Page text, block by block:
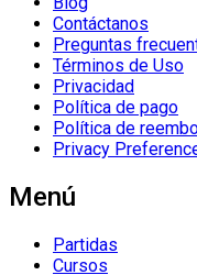
Contáctanos
Preguntas
Términos de Uso
Privacidad
Política de pago
Política de
Privacy
Menú
Partidas
Cursos